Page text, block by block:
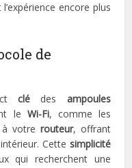
encore plus
de
clé des ampoules
le Wi-Fi, comme les
votre routeur, offrant
Cette simplicité
qui recherchent une